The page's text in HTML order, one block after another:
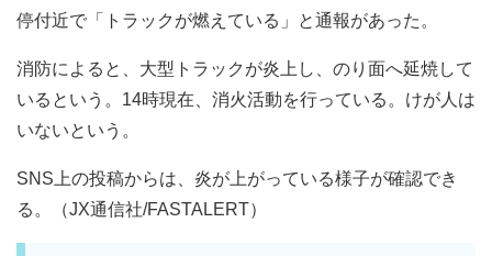
停付近で「トラックが燃えている」と通報があった。
消防によると、大型トラックが炎上し、のり面へ延焼して
いるという。14時現在、消火活動を行っている。けが人は
いないという。
SNS上の投稿からは、炎が上がっている様子が確認でき
る。（JX通信社/FASTALERT）